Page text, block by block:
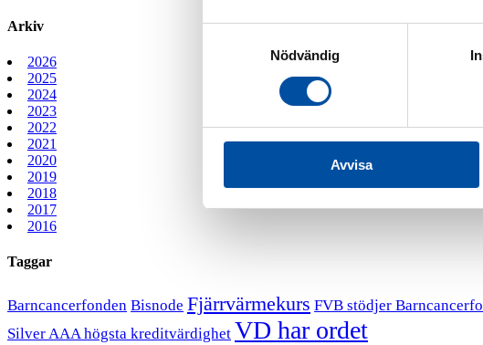
Nödvändig
Avvisa
Arkiv
2026
2025
2024
2023
2022
2021
2020
2019
2018
2017
2016
Taggar
Barncancerfonden Bisnode Fjärrvärmekurs FVB stödjer
Silver AAA högsta kreditvärdighet VD har ordet